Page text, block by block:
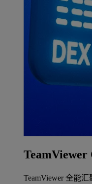
TeamViewer
TeamViewer 全能